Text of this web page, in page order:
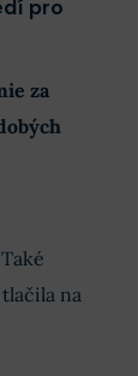
pro
za
na